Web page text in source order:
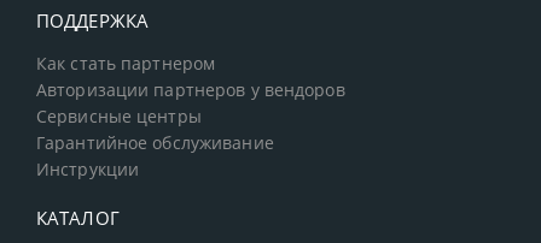
ПОДДЕРЖКА
Как стать партнером
Авторизации партнеров у вендоров
Сервисные центры
Гарантийное обслуживание
Инструкции
КАТАЛОГ